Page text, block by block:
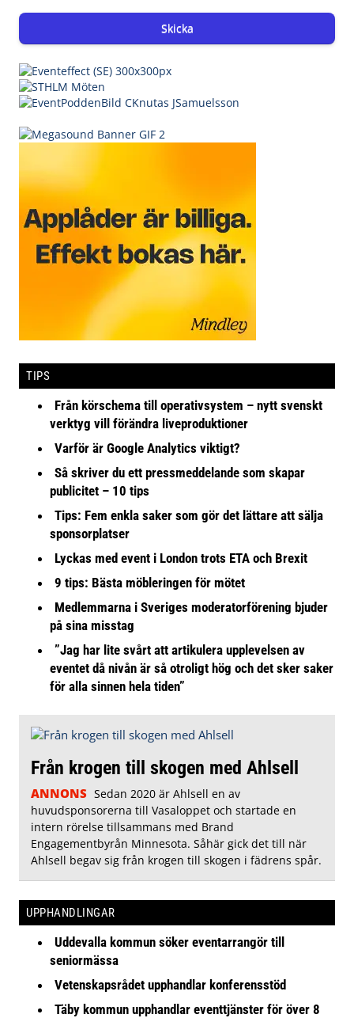
Skicka
TIPS
Från körschema till operativsystem – nytt svenskt
verktyg vill förändra liveproduktioner
Varför är Google Analytics viktigt?
Så skriver du ett pressmeddelande som skapar
publicitet – 10 tips
Tips: Fem enkla saker som gör det lättare att sälja
sponsorplatser
Lyckas med event i London trots ETA och Brexit
9 tips: Bästa möbleringen för mötet
Medlemmarna i Sveriges moderatorförening bjuder
på sina misstag
”Jag har lite svårt att artikulera upplevelsen av
eventet då nivån är så otroligt hög och det sker saker
för alla sinnen hela tiden”
Från krogen till skogen med Ahlsell
ANNONS Sedan 2020 är Ahlsell en av
huvudsponsorerna till Vasaloppet och startade en
intern rörelse tillsammans med Brand
Engagementbyrån Minnesota. Såhär gick det till när
Ahlsell begav sig från krogen till skogen i fädrens spår.
UPPHANDLINGAR
Uddevalla kommun söker eventarrangör till
seniormässa
Vetenskapsrådet upphandlar konferensstöd
Täby kommun upphandlar eventtjänster för över 8